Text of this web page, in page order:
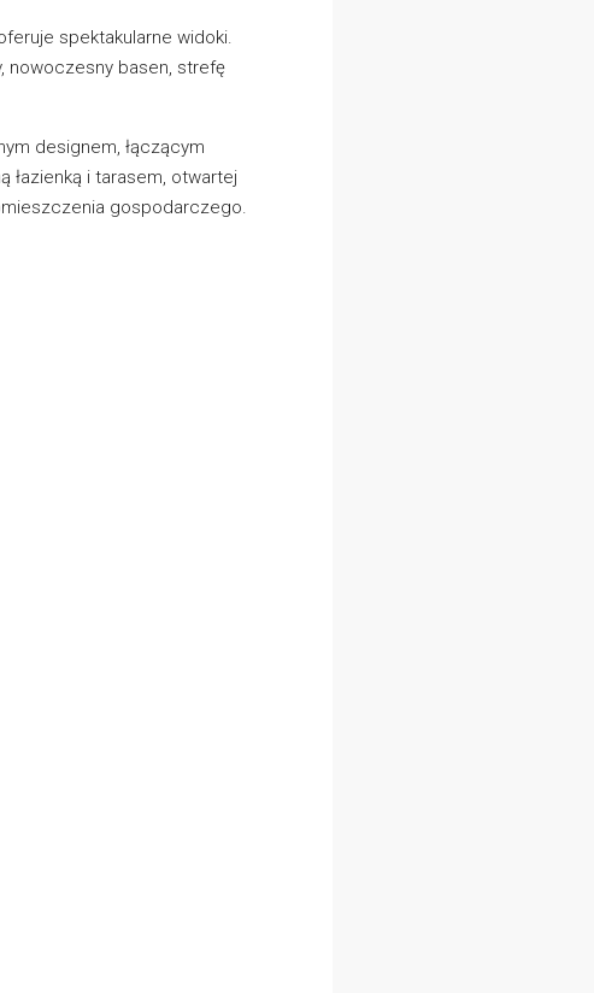
spektakularne widoki.
nowoczesny basen, strefę
designem, łączącym
łazienką i tarasem, otwartej
gospodarczego.